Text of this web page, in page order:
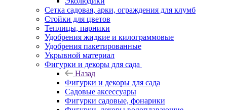
Сетка садовая, арки, ограждения для клумб
Стойки для цветов
Теплицы, парники
Удобрения жидкие и килограммовые
Удобрения пакетированные
Укрывной материал
Фигурки и декоры для сада
Назад
Фигурки и декоры для сада
Садовые аксессуары
Фигурки садовые, фонарики